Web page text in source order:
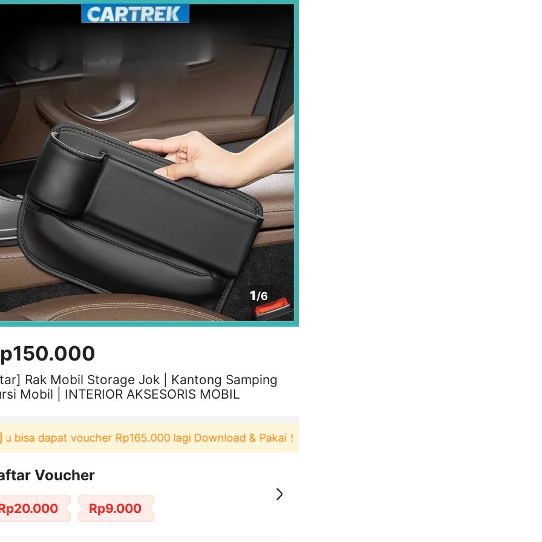
1/6
Rak Mobil Storage Jok | Kantong Samping
Mobil | INTERIOR AKSESORIS MOBIL
dapat voucher Rp165.000 lagi Download & Pakai！ Pengguna baru berbelanja di aplikasi Akulaku
Voucher
Rp9.000